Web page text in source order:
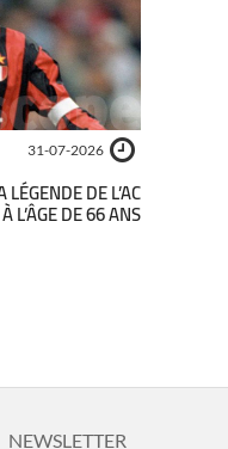
31-07-2026
DE L’AC
L’ÂGE DE 66 ANS
NEWSLETTER